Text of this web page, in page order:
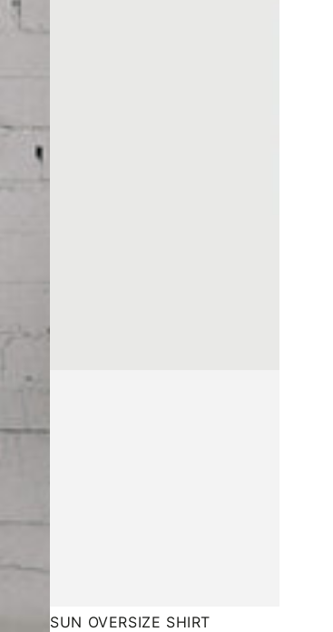
SUN
SUN OVERSIZE SHIRT